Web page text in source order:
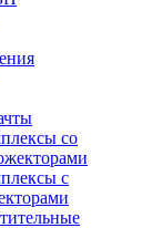
со
с